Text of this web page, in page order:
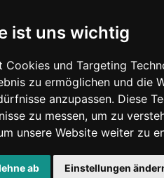
ist uns wichtig
Cookies und Targeting
zu ermöglichen und die
anzupassen. Diese
zu messen, um zu
unsere Website weiter zu
ab Einstellungen
Presseanfrage stellen
HILFE & SUPPORT
Häufig gestellte Fragen
Anfrage stellen